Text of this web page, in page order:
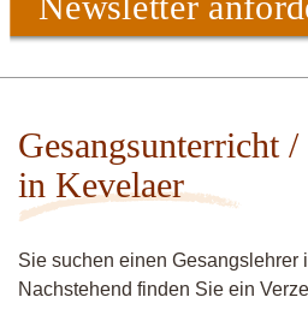
Gesangsunterricht
in Kevelaer
Sie suchen einen Gesangslehrer
Nachstehend finden Sie ein